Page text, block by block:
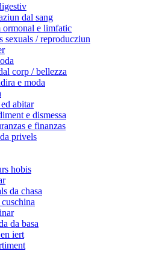
dal sang
ormonal e limfatic
sexuals / reproducziun
corp / bellezza
e moda
abitar
e dismessa
e finanzas
privels
hobis
da chasa
da basa
iert